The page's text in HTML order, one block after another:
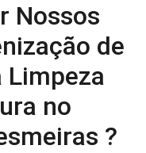
Nossos
de
Limpeza
no
?